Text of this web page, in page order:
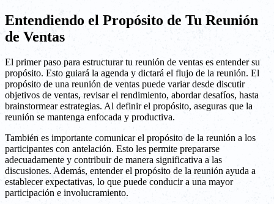
Entendiendo el Propósito de Tu Reunión
de Ventas
El primer paso para estructurar tu reunión de ventas es entender su
propósito. Esto guiará la agenda y dictará el flujo de la reunión. El
propósito de una reunión de ventas puede variar desde discutir
objetivos de ventas, revisar el rendimiento, abordar desafíos, hasta
brainstormear estrategias. Al definir el propósito, aseguras que la
reunión se mantenga enfocada y productiva.
También es importante comunicar el propósito de la reunión a los
participantes con antelación. Esto les permite prepararse
adecuadamente y contribuir de manera significativa a las
discusiones. Además, entender el propósito de la reunión ayuda a
establecer expectativas, lo que puede conducir a una mayor
participación e involucramiento.